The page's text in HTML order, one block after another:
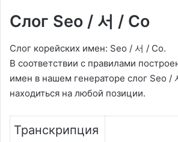
Слог Seo / 서 / Со
Слог корейских имен: Seo / 서 / Со.
В соответствии с правилами
имен в нашем генераторе слог Seo /
находиться на любой позиции.
Транскрипция